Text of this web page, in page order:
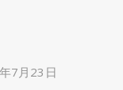
7月23日